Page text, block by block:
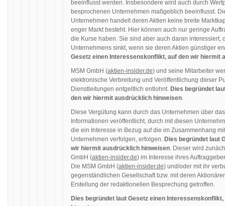
beeinflusst werden. Insbesondere wird auch durch
besprochenen Unternehmen maßgeblich beeinflusst.
Unternehmen handelt deren Aktien keine breite
enger Markt besteht. Hier können auch nur geringe
die Kurse haben. Sie sind aber auch daran interessiert,
Unternehmens sinkt, wenn sie deren Aktien günstiger
Gesetz einen Interessenskonflikt, auf den wir hiermit
MSM GmbH (aktien-insider.de) und seine Mitarbeiter
elektronische Verbreitung und Veröffentlichung dieser
Dienstleitungen entgeltlich entlohnt. Dies begründet
den wir hiermit ausdrücklich hinweisen.
Diese Vergütung kann durch das Unternehmen über
Informationen veröffentlicht, durch mit diesen
die ein Interesse in Bezug auf die im Zusammenhang
Unternehmen verfolgen, erfolgen. Dies begründet laut
wir hiermit ausdrücklich hinweisen. Dieser wird
GmbH (aktien-insider.de) im Interesse ihres
Die MSM GmbH (aktien-insider.de) und/oder mit ihr
gegenständlichen Gesellschaft bzw. mit deren
Erstellung der redaktionellen Besprechung getroffen.
Dies begründet laut Gesetz einen